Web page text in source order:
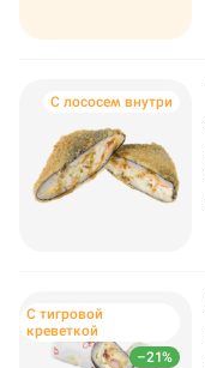
С лососем внутри
–21%
С тигровой
креветкой